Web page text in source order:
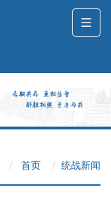
首页 统战新闻